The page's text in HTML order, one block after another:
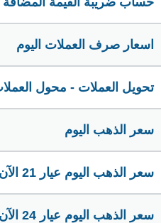
اسعار صرف العملات اليوم
تحويل العملات - محول
سعر الذهب اليوم
سعر الذهب اليوم عيار 21 الآن
سعر الذهب اليوم عيار 24 الآن